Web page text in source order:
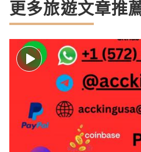
更多旅遊文章推